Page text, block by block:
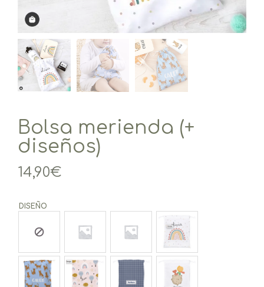
Bolsa merienda (+
diseños)
14,90€
DISEÑO